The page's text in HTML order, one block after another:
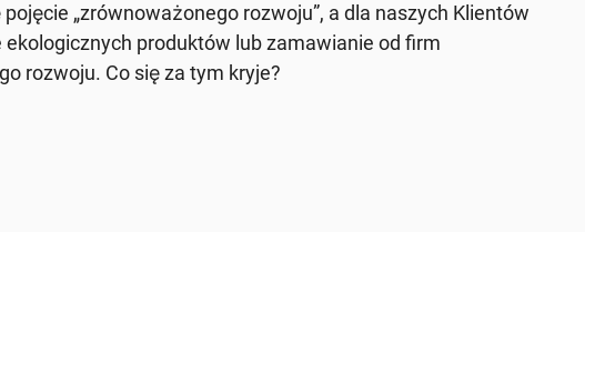
„zrównoważonego rozwoju”, a dla naszych Klientów
produktów lub zamawianie od firm
rozwoju. Co się za tym kryje?